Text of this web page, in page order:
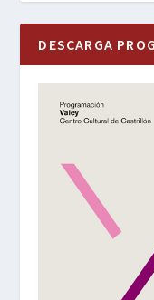
DESCARGA